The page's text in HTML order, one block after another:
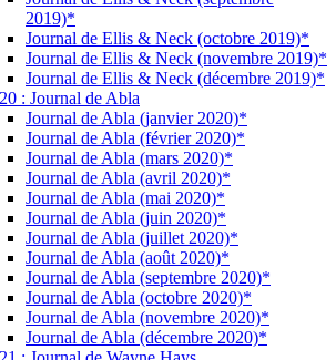
2019)*
Journal de Ellis & Neck (octobre 2019)*
Journal de Ellis & Neck (novembre 2019)*
Journal de Ellis & Neck (décembre 2019)*
: Journal de Abla
Journal de Abla (janvier 2020)*
Journal de Abla (février 2020)*
Journal de Abla (mars 2020)*
Journal de Abla (avril 2020)*
Journal de Abla (mai 2020)*
Journal de Abla (juin 2020)*
Journal de Abla (juillet 2020)*
Journal de Abla (août 2020)*
Journal de Abla (septembre 2020)*
Journal de Abla (octobre 2020)*
Journal de Abla (novembre 2020)*
Journal de Abla (décembre 2020)*